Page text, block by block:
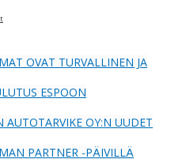
OVAT TURVALLINEN JA
ESPOON
AUTOTARVIKE OY:N UUDET
PARTNER -PÄIVILLÄ